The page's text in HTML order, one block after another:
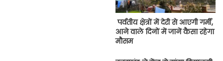
पर्वतीय क्षेत्रों में देरी से आएगी गर्मी,
आने वाले दिनों में जानें कैसा रहेगा
मौसम